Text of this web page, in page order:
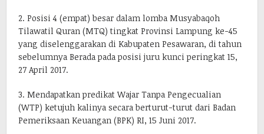
2. Posisi 4 (empat) besar dalam lomba Musyabaqoh
Tilawatil Quran (MTQ) tingkat Provinsi Lampung ke-45
yang diselenggarakan di Kabupaten Pesawaran, di tahun
sebelumnya Berada pada posisi juru kunci peringkat 15,
27 April 2017.
3. Mendapatkan predikat Wajar Tanpa Pengecualian
(WTP) ketujuh kalinya secara berturut-turut dari Badan
Pemeriksaan Keuangan (BPK) RI, 15 Juni 2017.